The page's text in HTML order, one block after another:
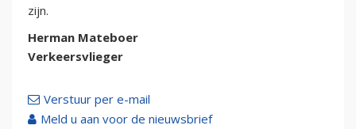
zijn.
Herman Mateboer
Verkeersvlieger
Verstuur per e-mail
Meld u aan voor de nieuwsbrief